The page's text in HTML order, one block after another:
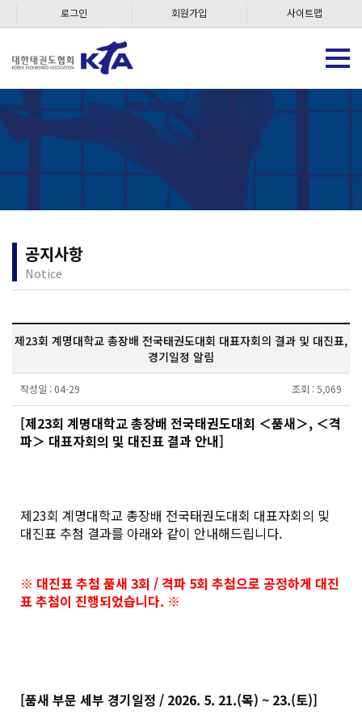
로그인 회원가입 사이트맵
공지사항
Notice
제23회 계명대학교 총장배 전국태권도대회 대표자회의 결과 및 대진표,
경기일정 알림
작성일 : 04-29 조회 :5,069
[제23회 계명대학교 총장배 전국태권도대회 ＜품새＞, ＜격
파＞ 대표자회의 및 대진표 결과 안내]
제23회 계명대학교 총장배 전국태권도대회 대표자회의 및
대진표 추첨 결과를 아래와 같이 안내해드립니다.
※ 대진표 추첨 품새 3회 / 격파 5회 추첨으로 공정하게 대진
표 추첨이 진행되었습니다. ※
[품새 부문 세부 경기일정 / 2026. 5. 21.(목) ~ 23.(토)]